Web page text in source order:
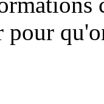
pour